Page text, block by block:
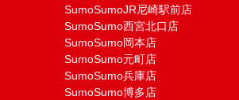
SumoSumoJR尼崎駅前店
SumoSumo西宮北口店
SumoSumo岡本店
SumoSumo元町店
SumoSumo兵庫店
SumoSumo博多店